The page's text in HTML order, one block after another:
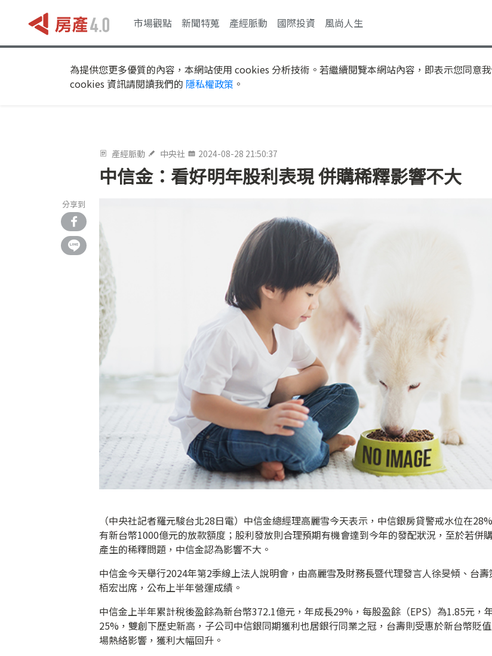
市場觀點 新聞特蒐 產經脈動 國際投資 風尚人生
為提供您更多優質的內容，本網站使用 cookies 分析技術。若繼續閱覽本網站內容，即表示您同意
cookies 資訊請閱讀我們的 隱私權政策 。
產經脈動 中央社 2024-08-28 21:50:37
中信金：看好明年股利表現 併購稀釋影響不大
分享到
（中央社記者羅元駿台北28日電）中信金總經理高麗雪今天表示，中信銀房貸警戒水位在
有新台幣1000億元的放款額度；股利發放則合理預期有機會達到今年的發配狀況，至於若併
產生的稀釋問題，中信金認為影響不大。
中信金今天舉行2024年第2季線上法人說明會，由高麗雪及財務長暨代理發言人徐旻傾、台
栢宏出席，公布上半年營運成績。
中信金上半年累計稅後盈餘為新台幣372.1億元，年成長29%，每股盈餘（EPS）為1.85元，
25%，雙創下歷史新高，子公司中信銀同期獲利也居銀行同業之冠，台壽則受惠於新台幣貶
場熱絡影響，獲利大幅回升。